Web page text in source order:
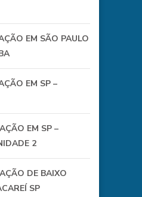
EM SÃO PAULO
EM SP –
EM SP –
2
DE BAIXO
SP